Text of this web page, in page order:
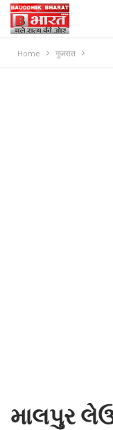
Home गुजरात
માલપુર